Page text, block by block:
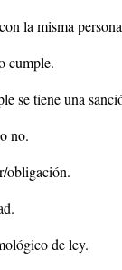
la misma
cumple.
se tiene una
no.
obligación.
de ley.